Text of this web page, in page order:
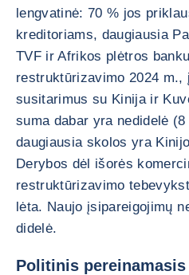
lengvatinė: 70 % jos
kreditoriams, daugiausia
TVF ir Afrikos plėtros
restruktūrizavimo 2024 m.,
susitarimus su Kinija ir
suma dabar yra nedidelė
daugiausia skolos yra
Derybos dėl išorės
restruktūrizavimo
lėta. Naujo įsipareigojimų
didelė.
Politinis